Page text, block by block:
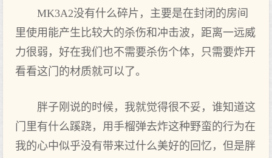
MK3A2没有什么碎片，主要是在封闭的房间
里使用能产生比较大的杀伤和冲击波，距离一远威
力很弱，好在我们也不需要杀伤个体，只需要炸开
看看这门的材质就可以了。
胖子刚说的时候，我就觉得很不妥，谁知道这
门里有什么蹊跷，用手榴弹去炸这种野蛮的行为在
我的心中似乎没有带来过什么美好的回忆，但是胖